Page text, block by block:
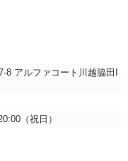
8 アルファコート川越脇田Ι
（祝日）